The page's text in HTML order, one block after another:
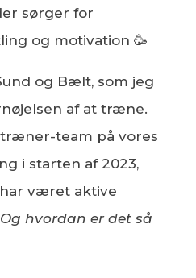
sørger for
og motivation 🥳
og Bælt, som jeg
af at træne.
team på vores
i starten af 2023,
været aktive
Og hvordan er det så